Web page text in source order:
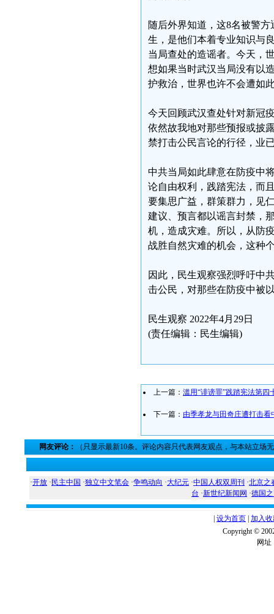
随后外界知道，这8名被警
生，是他们本着专业知识与
当局查处的造谣者。今天，
想如果当时武汉当局没有以
护救治，世界也许不会遭如
今天回顾武汉查处针对新冠
依然故我地对那些预报或披
禁打击公民言论的行径，业
中共当局如此肆意在防疫中
论自由权利，践踏宪法，而
要集思广益，群策群力，见
建议、预言都以谣言封禁，
机，造成灾难。所以，从防
战胜自然灾难的机会，这种
因此，民生观察强烈呼吁中
击公民，对那些在防疫中被
民生观察 2022年4月29日
(责任编辑：民生编辑)
上一篇： 滥用“诽谤罪”践踏宪法第四
下一篇： 由季孝龙与田奇庄遭打击看
网友评论： （只显示最新10条。评论内容只代表网友观点，与本站立场
·开放 · 民主中国 ·独立中文笔会 ·争鸣动向 ·大纪元 ·中国人权双周刊 ·北京之
台 ·新世纪新闻网 ·德国
设为首页 加入
Copyright ©
网址